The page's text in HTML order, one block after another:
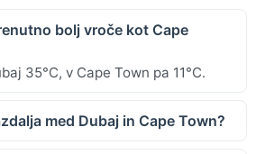
bolj vroče kot Cape
35°C, v Cape Town pa 11°C.
med Dubaj in Cape Town?